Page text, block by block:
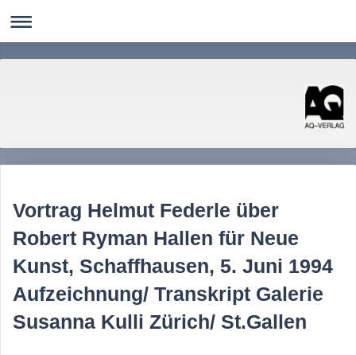
Vortrag Helmut Federle über
Robert Ryman Hallen für Neue
Kunst, Schaffhausen, 5. Juni 1994
Aufzeichnung/ Transkript Galerie
Susanna Kulli Zürich/ St.Gallen